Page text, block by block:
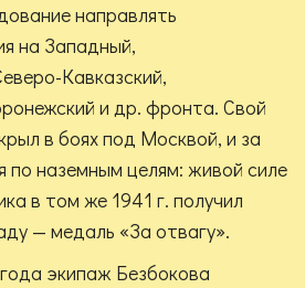
направлять
на Западный,
Кавказский,
и др. фронта. Свой
в боях под Москвой, и за
по наземным целям: живой силе
в том же 1941 г. получил
— медаль «За отвагу».
экипаж Безбокова